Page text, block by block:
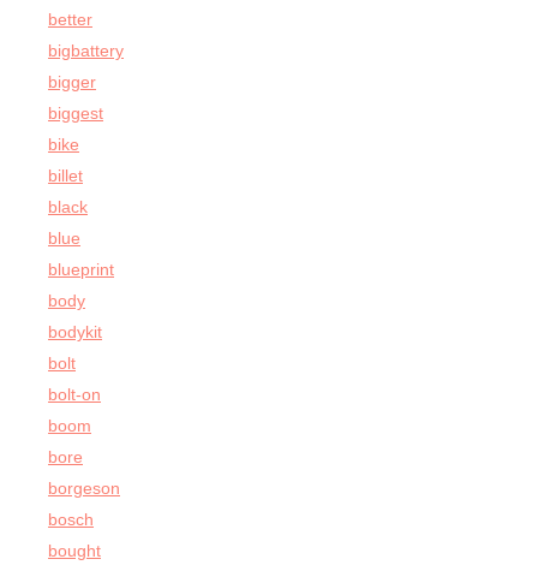
better
bigbattery
bigger
biggest
bike
billet
black
blue
blueprint
body
bodykit
bolt
bolt-on
boom
bore
borgeson
bosch
bought